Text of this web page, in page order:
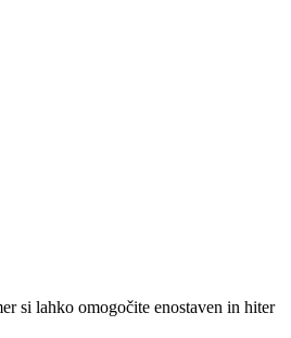
si lahko omogočite enostaven in hiter